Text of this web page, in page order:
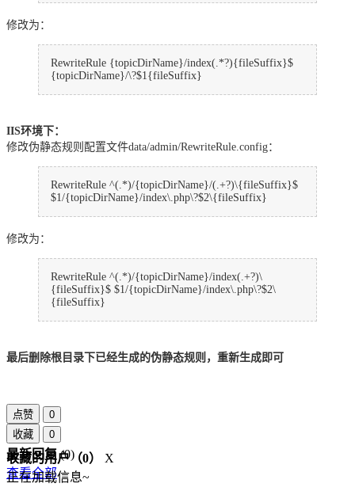
修改为：
RewriteRule {topicDirName}/index(.*?){fileSuffix}$
{topicDirName}/\?$1{fileSuffix}
IIS环境下：
修改伪静态规则配置文件data/admin/RewriteRule.config：
RewriteRule ^(.*)/{topicDirName}/(.+?)\{fileSuffix}$
$1/{topicDirName}/index\.php\?$2\{fileSuffix}
修改为：
RewriteRule ^(.*)/{topicDirName}/index(.+?)\
{fileSuffix}$ $1/{topicDirName}/index\.php\?$2\
{fileSuffix}
最后删除根目录下已经生成的伪静态规则，重新生成即可
点赞
0
收藏
0
收藏的用户（0）
X
正在加载信息~
最新回复(0)
查看全部